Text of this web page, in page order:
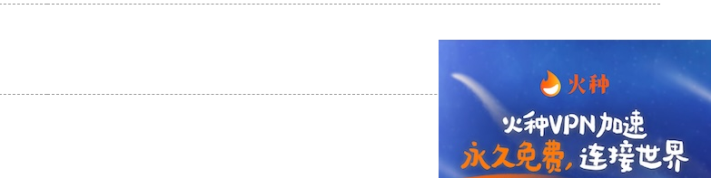
支持
支持[0] 反对[0]